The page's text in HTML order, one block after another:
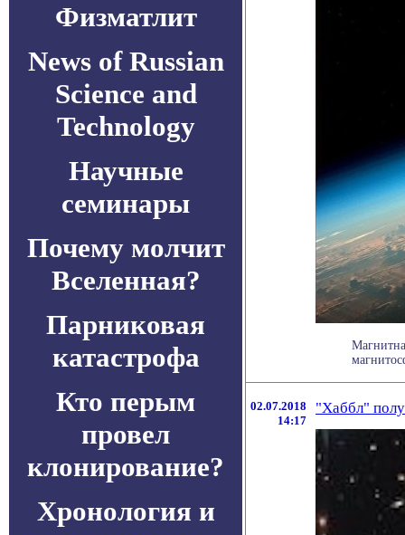
Физматлит
News of Russian
Science and
Technology
Научные
семинары
Почему молчит
Вселенная?
Парниковая
катастрофа
Кто перым
провел
клонирование?
Хронология и
02.07.2018
14:17
"Хаббл"